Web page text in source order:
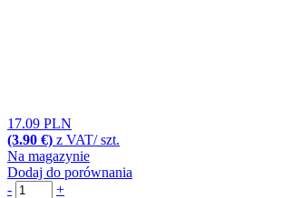
17.09 PLN
(3.90 €) z VAT/ szt.
Na magazynie
Dodaj do porównania
-
+